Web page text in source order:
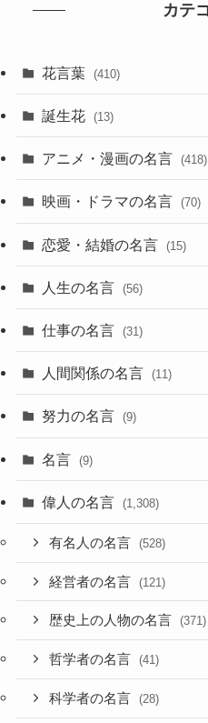
カテ
花言葉 (410)
誕生花 (13)
アニメ・漫画の名言 (418)
映画・ドラマの名言 (70)
恋愛・結婚の名言 (15)
人生の名言 (56)
仕事の名言 (31)
人間関係の名言 (11)
努力の名言 (9)
名言 (9)
偉人の名言 (1,308)
有名人の名言 (528)
経営者の名言 (121)
歴史上の人物の名言 (371)
哲学者の名言 (41)
科学者の名言 (28)